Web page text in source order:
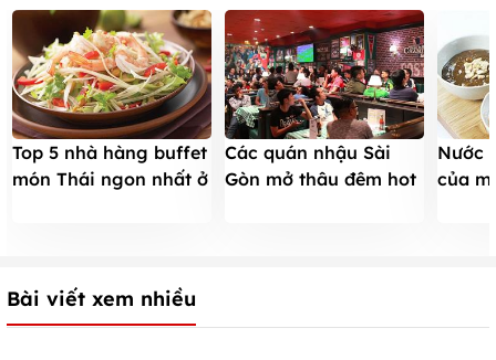
Top 5 nhà hàng buffet
món Thái ngon nhất ở
Các quán nhậu Sài
Gòn mở thâu đêm hot
Nước
của
Bài viết xem nhiều